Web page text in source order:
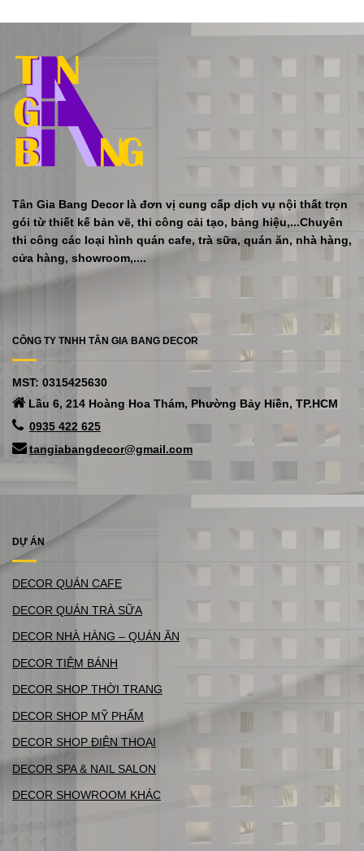
Tân Gia Bang Decor là đơn vị cung cấp dịch vụ nội thất trọn
gói từ thiết kế bản vẽ, thi công cải tạo, bảng hiệu,...Chuyên
thi công các loại hình quán cafe, trà sữa, quán ăn, nhà hàng,
cửa hàng, showroom,....
CÔNG TY TNHH TÂN GIA BANG DECOR
MST: 0315425630
Lầu 6, 214 Hoàng Hoa Thám, Phường Bảy Hiền, TP.HCM
0935 422 625
tangiabangdecor@gmail.com
DỰ ÁN
DECOR QUÁN CAFE
DECOR QUÁN TRÀ SỮA
DECOR NHÀ HÀNG – QUÁN ĂN
DECOR TIỆM BÁNH
DECOR SHOP THỜI TRANG
DECOR SHOP MỸ PHẨM
DECOR SHOP ĐIỆN THOẠI
DECOR SPA & NAIL SALON
DECOR SHOWROOM KHÁC